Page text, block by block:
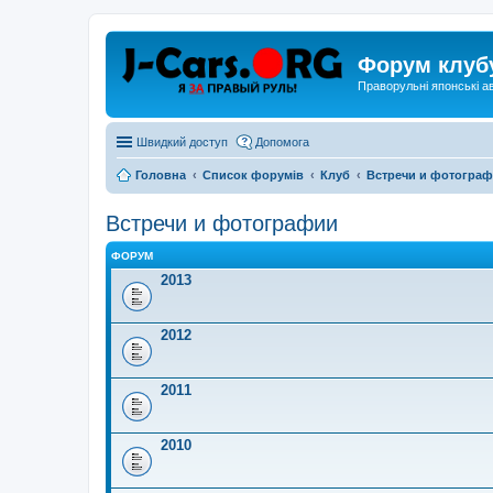
Форум
Праворульні японські
Швидкий доступ Допомога
Головна Список форумів Клуб Встречи и
Встречи и фотографии
ФОРУМ
2013
2012
2011
2010